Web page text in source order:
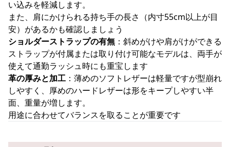
い込みを軽減します。
また、肩にかけられる持ち手の長さ（内寸55cm以上が目
安）があるかも確認しましょう
ショルダーストラップの有無 ：斜めがけや肩がけができる
ストラップが付属または取り付け可能なモデルは、両手が
使えて通勤ラッシュ時にも重宝します
革の厚みと加工 ：薄めのソフトレザーは軽量ですが型崩れ
しやすく、厚めのハードレザーは形をキープしやすい半
面、重量が増します。
用途に合わせてバランスを取ることが重要です